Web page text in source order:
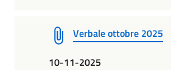
Verbale ottobre 2025
10-11-2025